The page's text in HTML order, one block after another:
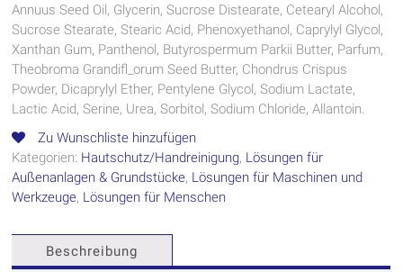
Annuus Seed Oil, Glycerin, Sucrose Distearate, Cetearyl Alcohol,
Sucrose Stearate, Stearic Acid, Phenoxyethanol, Caprylyl Glycol,
Xanthan Gum, Panthenol, Butyrospermum Parkii Butter, Parfum,
Theobroma Grandifl_orum Seed Butter, Chondrus Crispus
Powder, Dicaprylyl Ether, Pentylene Glycol, Sodium Lactate,
Lactic Acid, Serine, Urea, Sorbitol, Sodium Chloride, Allantoin.
Zu Wunschliste hinzufügen
Kategorien: Hautschutz/Handreinigung, Lösungen für
Außenanlagen & Grundstücke, Lösungen für Maschinen und
Werkzeuge, Lösungen für Menschen
Beschreibung